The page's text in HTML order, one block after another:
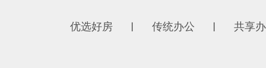
优选好房 传统办公 共享